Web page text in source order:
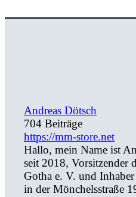
Andreas Dötsch
704 Beiträge
https://mm-store.net
Hallo, mein Name ist
seit 2018, Vorsitzender
Gotha e. V. und
in der Mönchelsstraße